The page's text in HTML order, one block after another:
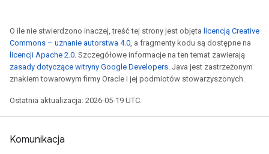
O ile nie stwierdzono inaczej, treść tej strony jest objęta licencją Creative
Commons – uznanie autorstwa 4.0 , a fragmenty kodu są dostępne na
licencji Apache 2.0 . Szczegółowe informacje na ten temat zawierają
zasady dotyczące witryny Google Developers . Java jest zastrzeżonym
znakiem towarowym firmy Oracle i jej podmiotów stowarzyszonych.
Ostatnia aktualizacja: 2026-05-19 UTC.
Komunikacja